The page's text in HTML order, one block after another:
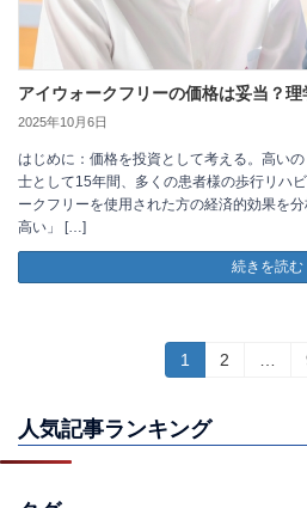
アイウォークフリーの価格は妥当？
2025年10月6日
はじめに：価格を投資として考える。高い
士として15年間、多くの患者様の歩行リハ
ークフリーを使用された方の経済的効果を
高い」 […]
続きを読む
の
固
定
ー
ジ
1
固
ジ
2
人気記事ランキング